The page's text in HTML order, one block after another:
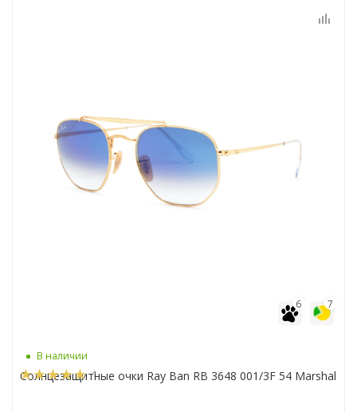
7
6
В наличии
1
Солнцезащитные очки Ray Ban RB 3648 001/3F 54 Marshal